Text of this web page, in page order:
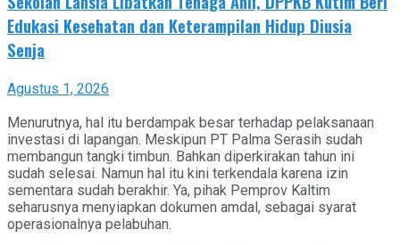
Edukasi Kesehatan dan Keterampilan Hidup Diusia
Senja
Agustus 1, 2026
Menurutnya, hal itu berdampak besar terhadap pelaksanaan
investasi di lapangan. Meskipun PT Palma Serasih sudah
membangun tangki timbun. Bahkan diperkirakan tahun ini
sudah selesai. Namun hal itu kini terkendala karena izin
sementara sudah berakhir. Ya, pihak Pemprov Kaltim
seharusnya menyiapkan dokumen amdal, sebagai syarat
operasionalnya pelabuhan.